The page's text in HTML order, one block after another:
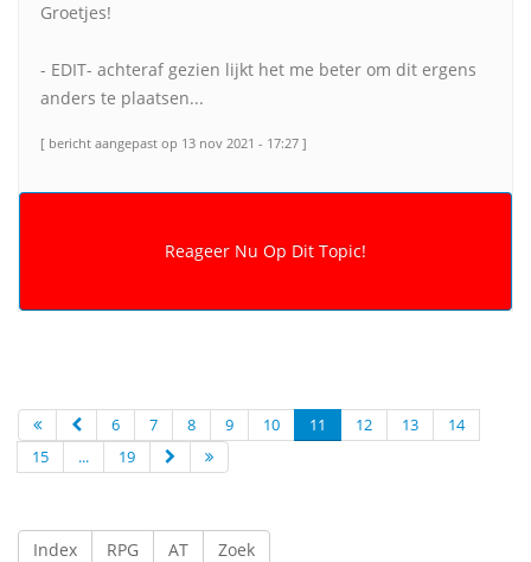
Groetjes!
- EDIT- achteraf gezien lijkt het me beter om dit ergens
anders te plaatsen...
[ bericht aangepast op 13 nov 2021 - 17:27 ]
6 7 8 9 10 11 12 13
14
15
... 19
Index RPG AT Zoek